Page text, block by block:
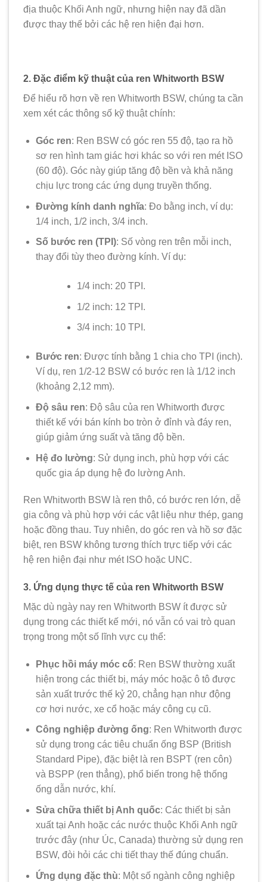
địa thuộc Khối Anh ngữ, nhưng hiện nay đã dần
được thay thế bởi các hệ ren hiện đại hơn.
2. Đặc điểm kỹ thuật của ren Whitworth BSW
Để hiểu rõ hơn về ren Whitworth BSW, chúng ta cần
xem xét các thông số kỹ thuật chính:
Góc ren: Ren BSW có góc ren 55 độ, tạo ra hồ
sơ ren hình tam giác hơi khác so với ren mét ISO
(60 độ). Góc này giúp tăng độ bền và khả năng
chịu lực trong các ứng dụng truyền thống.
Đường kính danh nghĩa: Đo bằng inch, ví dụ:
1/4 inch, 1/2 inch, 3/4 inch.
Số bước ren (TPI): Số vòng ren trên mỗi inch,
thay đổi tùy theo đường kính. Ví dụ:
1/4 inch: 20 TPI.
1/2 inch: 12 TPI.
3/4 inch: 10 TPI.
Bước ren: Được tính bằng 1 chia cho TPI (inch).
Ví dụ, ren 1/2-12 BSW có bước ren là 1/12 inch
(khoảng 2,12 mm).
Độ sâu ren: Độ sâu của ren Whitworth được
thiết kế với bán kính bo tròn ở đỉnh và đáy ren,
giúp giảm ứng suất và tăng độ bền.
Hệ đo lường: Sử dụng inch, phù hợp với các
quốc gia áp dụng hệ đo lường Anh.
Ren Whitworth BSW là ren thô, có bước ren lớn, dễ
gia công và phù hợp với các vật liệu như thép, gang
hoặc đồng thau. Tuy nhiên, do góc ren và hồ sơ đặc
biệt, ren BSW không tương thích trực tiếp với các
hệ ren hiện đại như mét ISO hoặc UNC.
3. Ứng dụng thực tế của ren Whitworth BSW
Mặc dù ngày nay ren Whitworth BSW ít được sử
dụng trong các thiết kế mới, nó vẫn có vai trò quan
trọng trong một số lĩnh vực cụ thể:
Phục hồi máy móc cổ: Ren BSW thường xuất
hiện trong các thiết bị, máy móc hoặc ô tô được
sản xuất trước thế kỷ 20, chẳng hạn như động
cơ hơi nước, xe cổ hoặc máy công cụ cũ.
Công nghiệp đường ống: Ren Whitworth được
sử dụng trong các tiêu chuẩn ống BSP (British
Standard Pipe), đặc biệt là ren BSPT (ren côn)
và BSPP (ren thẳng), phổ biến trong hệ thống
ống dẫn nước, khí.
Sửa chữa thiết bị Anh quốc: Các thiết bị sản
xuất tại Anh hoặc các nước thuộc Khối Anh ngữ
trước đây (như Úc, Canada) thường sử dụng ren
BSW, đòi hỏi các chi tiết thay thế đúng chuẩn.
Ứng dụng đặc thù: Một số ngành công nghiệp